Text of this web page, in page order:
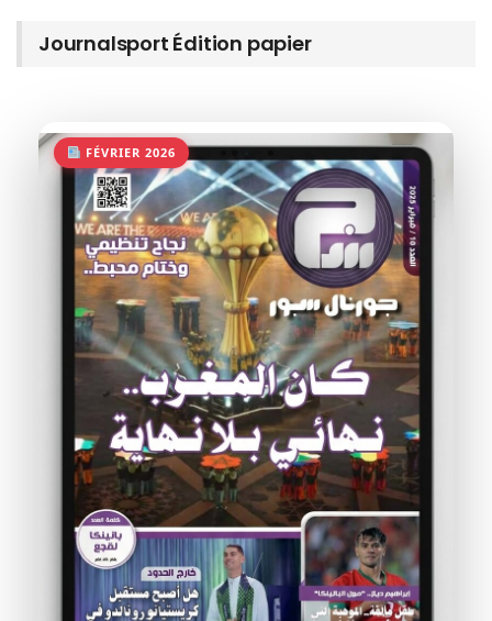
Journalsport Édition papier
FÉVRIER 2026